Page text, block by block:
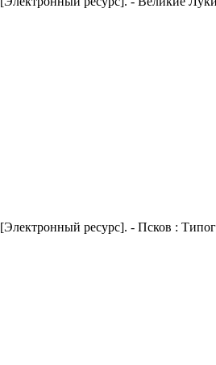
[Электронный ресурс]. - Псков :